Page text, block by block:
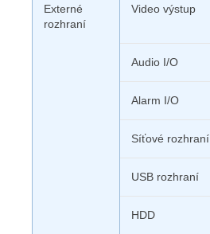
Externé
rozhraní
Video výstup
Audio I/O
Alarm I/O
Síťové rozhraní
USB rozhraní
HDD